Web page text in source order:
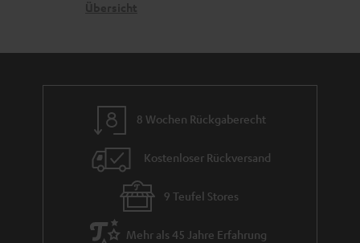
i
e
a
h
m
n
8 Wochen Rückgaberecht
Kostenloser Rückversand
9 Teufel Stores
Mehr als 45 Jahre Erfahrung